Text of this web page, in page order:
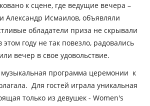
к сцене, где ведущие вечера –
Александр Исмаилов, объявляли
обладатели приза не скрывали
году не так повезло, радовались
вечер в свое удовольствие.
музыкальная программа церемонии к
Для гостей играла уникальная
только из девушек - Women's